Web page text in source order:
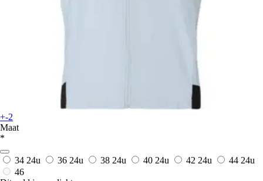
+-2
Maat
*
34 24u 36 24u 38 24u 40 24u 42 24u 44 24u
46